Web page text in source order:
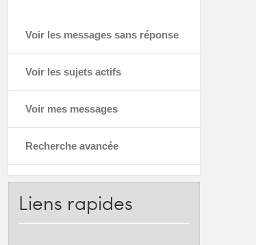
Voir les messages sans réponse
Voir les sujets actifs
Voir mes messages
Recherche avancée
Liens rapides